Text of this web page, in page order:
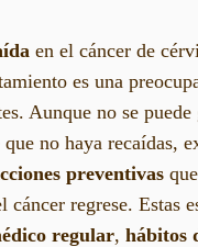
en el cáncer de
es una
Aunque no se
no haya recaídas,
preventivas
cáncer regrese. Estas
regular, hábitos